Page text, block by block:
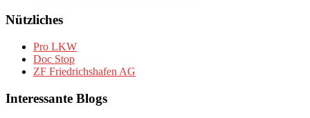
Nützliches
Pro LKW
Doc Stop
ZF Friedrichshafen AG
Interessante Blogs